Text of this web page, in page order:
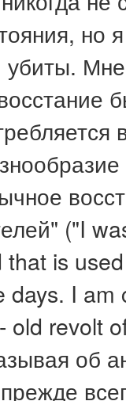
но
("I
is
days. I
old revolt
об